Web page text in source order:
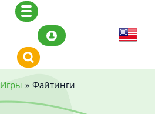
Игры » Файтинги